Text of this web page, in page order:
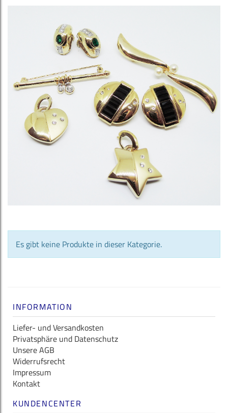
Es gibt keine Produkte in dieser Kategorie.
INFORMATION
Liefer- und Versandkosten
Privatsphäre und Datenschutz
Unsere AGB
Widerrufsrecht
Impressum
Kontakt
KUNDENCENTER